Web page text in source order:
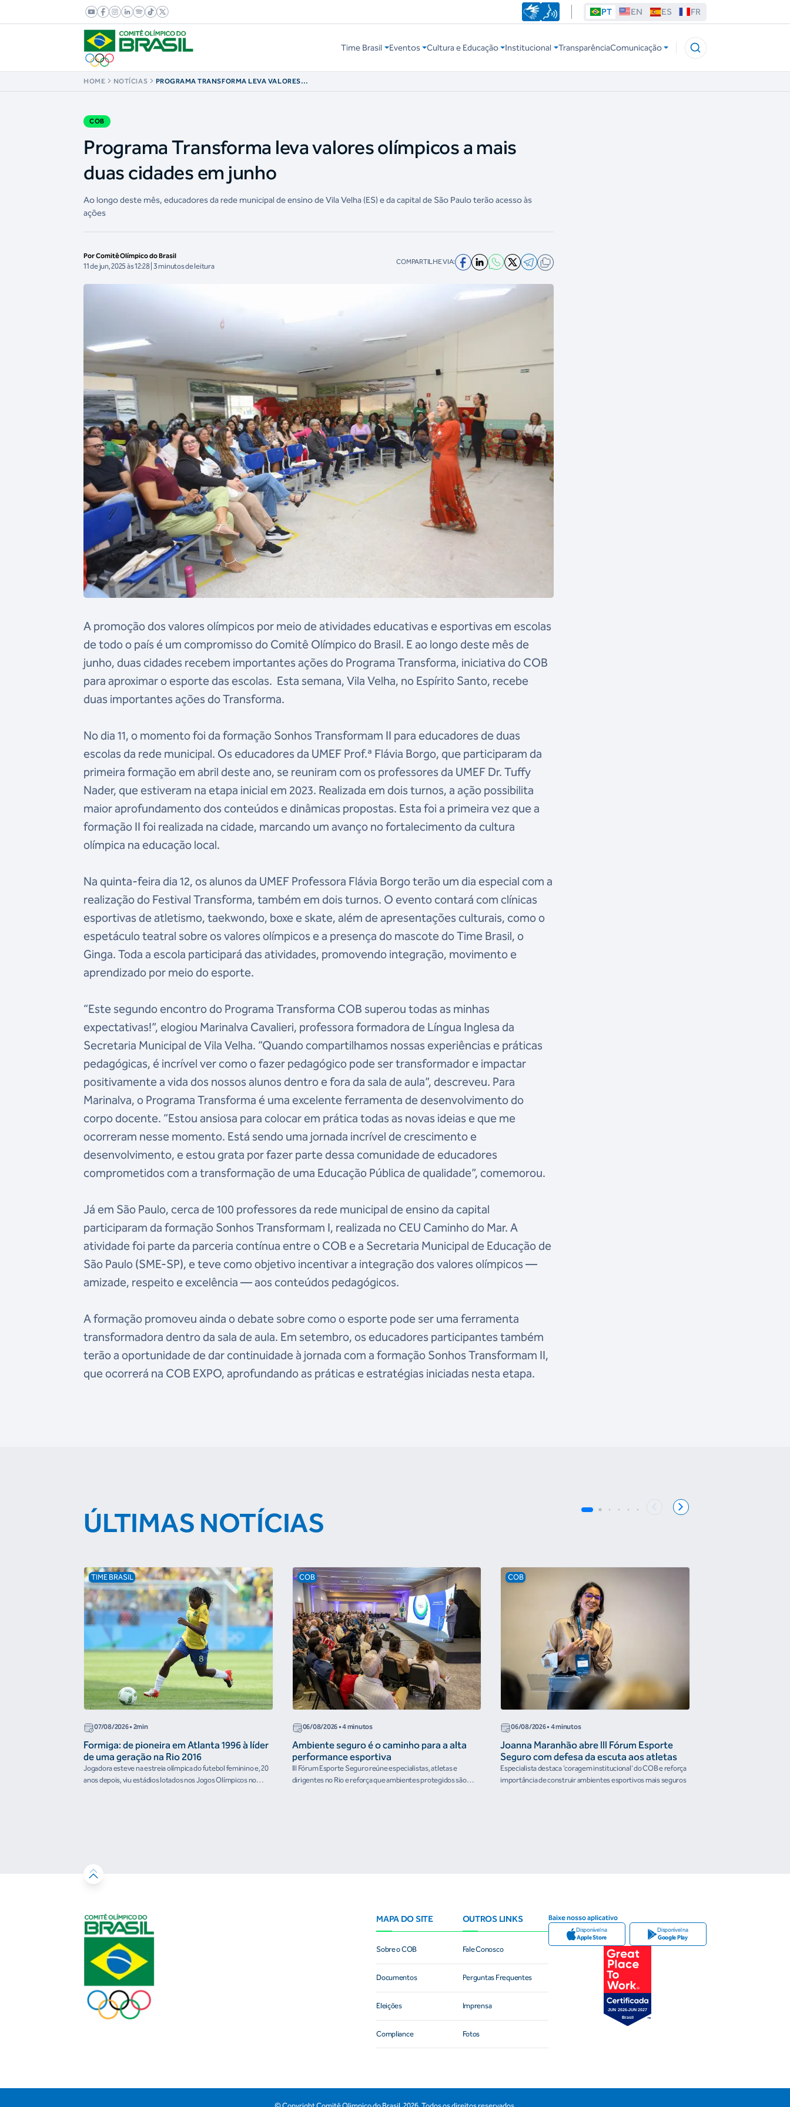
PT EN ES FR
Time Brasil Eventos Cultura e Educação Institucional TransparênciaComunicação
HOME NOTÍCIAS
PROGRAMA TRANSFORMA LEVA VALORES
COB
Programa Transforma leva valores olímpicos a mais
duas cidades em junho
Ao longo deste mês, educadores da rede municipal de ensino de Vila Velha (ES) e da capital de São Paulo terão acesso às
ações
Por Comitê Olímpico do Brasil
11 de jun, 2025 às 12:28 | 3 minutos de leitura COMPARTILHE VIA:
A promoção dos valores olímpicos por meio de atividades educativas e esportivas em escolas
de todo o país é um compromisso do Comitê Olímpico do Brasil. E ao longo deste mês de
junho, duas cidades recebem importantes ações do Programa Transforma, iniciativa do COB
para aproximar o esporte das escolas. Esta semana, Vila Velha, no Espírito Santo, recebe
duas importantes ações do Transforma.
No dia 11, o momento foi da formação Sonhos Transformam II para educadores de duas
escolas da rede municipal. Os educadores da UMEF Prof.ª Flávia Borgo, que participaram da
primeira formação em abril deste ano, se reuniram com os professores da UMEF Dr. Tuffy
Nader, que estiveram na etapa inicial em 2023. Realizada em dois turnos, a ação possibilita
maior aprofundamento dos conteúdos e dinâmicas propostas. Esta foi a primeira vez que a
formação II foi realizada na cidade, marcando um avanço no fortalecimento da cultura
olímpica na educação local.
Na quinta-feira dia 12, os alunos da UMEF Professora Flávia Borgo terão um dia especial com a
realização do Festival Transforma, também em dois turnos. O evento contará com clínicas
esportivas de atletismo, taekwondo, boxe e skate, além de apresentações culturais, como o
espetáculo teatral sobre os valores olímpicos e a presença do mascote do Time Brasil, o
Ginga. Toda a escola participará das atividades, promovendo integração, movimento e
aprendizado por meio do esporte.
“Este segundo encontro do Programa Transforma COB superou todas as minhas
expectativas!”, elogiou Marinalva Cavalieri, professora formadora de Língua Inglesa da
Secretaria Municipal de Vila Velha. “Quando compartilhamos nossas experiências e práticas
pedagógicas, é incrível ver como o fazer pedagógico pode ser transformador e impactar
positivamente a vida dos nossos alunos dentro e fora da sala de aula”, descreveu. Para
Marinalva, o Programa Transforma é uma excelente ferramenta de desenvolvimento do
corpo docente. “Estou ansiosa para colocar em prática todas as novas ideias e que me
ocorreram nesse momento. Está sendo uma jornada incrível de crescimento e
desenvolvimento, e estou grata por fazer parte dessa comunidade de educadores
comprometidos com a transformação de uma Educação Pública de qualidade”, comemorou.
Já em São Paulo, cerca de 100 professores da rede municipal de ensino da capital
participaram da formação Sonhos Transformam I, realizada no CEU Caminho do Mar. A
atividade foi parte da parceria contínua entre o COB e a Secretaria Municipal de Educação de
São Paulo (SME-SP), e teve como objetivo incentivar a integração dos valores olímpicos —
amizade, respeito e excelência — aos conteúdos pedagógicos.
A formação promoveu ainda o debate sobre como o esporte pode ser uma ferramenta
transformadora dentro da sala de aula. Em setembro, os educadores participantes também
terão a oportunidade de dar continuidade à jornada com a formação Sonhos Transformam II,
que ocorrerá na COB EXPO, aprofundando as práticas e estratégias iniciadas nesta etapa.
ÚLTIMAS NOTÍCIAS
TIME BRASIL
07/08/2026• 2min
Formiga: de pioneira em Atlanta 1996 à líder
de uma geração na Rio 2016
Jogadora esteve na estreia olímpica do futebol feminino e, 20
anos depois, viu estádios lotados nos Jogos Olímpicos no
COB
06/08/2026• 4 minutos
Ambiente seguro é o caminho para a alta
performance esportiva
III Fórum Esporte Seguro reúne especialistas, atletas e
dirigentes no Rio e reforça que ambientes protegidos são
COB
06/08/2026• 4 minutos
Joanna Maranhão abre III Fórum Esporte
Seguro com defesa da escuta aos atletas
Especialista destaca 'coragem institucional' do COB e reforça
importância de construir ambientes esportivos mais seguros
MAPA DO SITE
Sobre o COB
Documentos
Eleições
Compliance
OUTROS LINKS
Fale Conosco
Perguntas Frequentes
Imprensa
Fotos
Baixe nosso aplicativo
Disponível na
Apple Store
Disponível na
Google Play